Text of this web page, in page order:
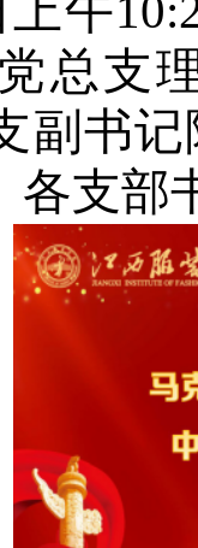
上午10:
党总支
副书
各支部